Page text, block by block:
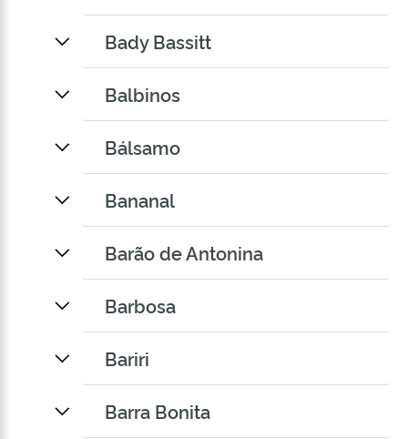
Bady Bassitt
Balbinos
Bálsamo
Bananal
Barão de Antonina
Barbosa
Bariri
Barra Bonita